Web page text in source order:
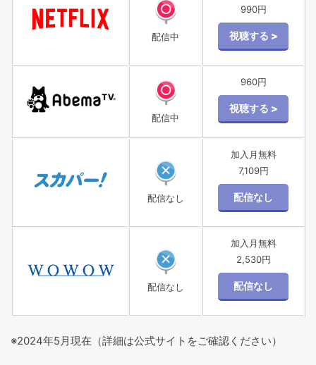
配信中
990円
配信中
960円
配信なし
加入月無料
7,109円
配信なし
加入月無料
2,530円
※2024年5月現在（詳細は公式サイトをご確認ください）